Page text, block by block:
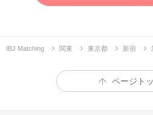
IBJ Matching 関東 東京都 新宿
ページト